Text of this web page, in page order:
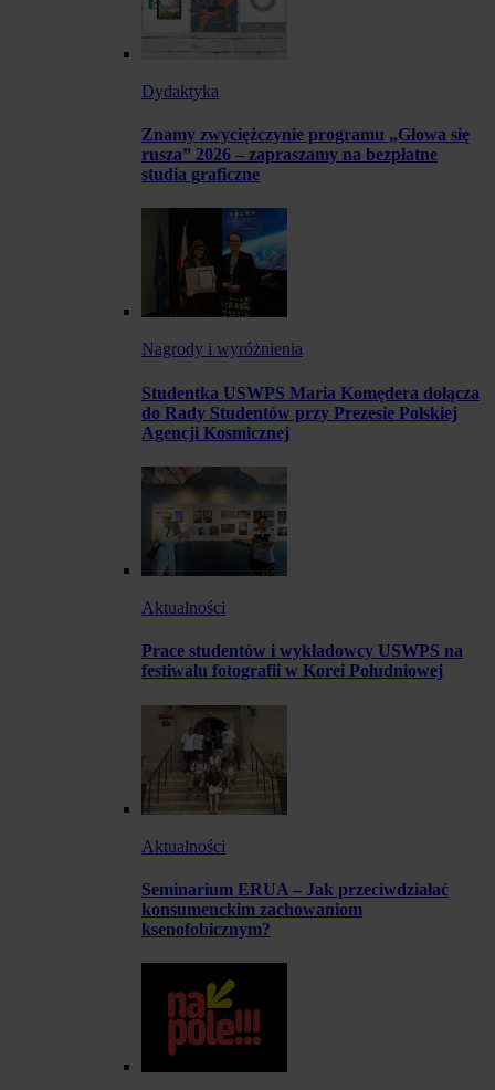
Dydaktyka
Znamy zwyciężczynie programu „Głowa się
rusza” 2026 – zapraszamy na bezpłatne
studia graficzne
Nagrody i wyróżnienia
Studentka USWPS Maria Komędera dołącza
do Rady Studentów przy Prezesie Polskiej
Agencji Kosmicznej
Aktualności
Prace studentów i wykładowcy USWPS na
festiwalu fotografii w Korei Południowej
Aktualności
Seminarium ERUA – Jak przeciwdziałać
konsumenckim zachowaniom
ksenofobicznym?